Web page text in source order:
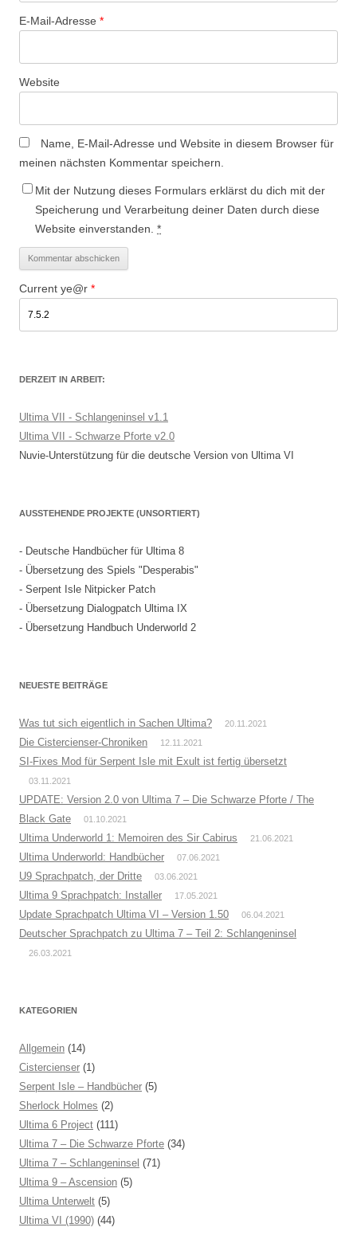
E-Mail-Adresse *
Website
Name, E-Mail-Adresse und Website in diesem Browser für
meinen nächsten Kommentar speichern.
Mit der Nutzung dieses Formulars erklärst du dich mit der
Speicherung und Verarbeitung deiner Daten durch diese
Website einverstanden. *
Current ye@r *
DERZEIT IN ARBEIT:
Ultima VII - Schlangeninsel v1.1
Ultima VII - Schwarze Pforte v2.0
Nuvie-Unterstützung für die deutsche Version von Ultima VI
AUSSTEHENDE PROJEKTE (UNSORTIERT)
- Deutsche Handbücher für Ultima 8
- Übersetzung des Spiels "Desperabis"
- Serpent Isle Nitpicker Patch
- Übersetzung Dialogpatch Ultima IX
- Übersetzung Handbuch Underworld 2
NEUESTE BEITRÄGE
Was tut sich eigentlich in Sachen Ultima? 20.11.2021
Die Cistercienser-Chroniken 12.11.2021
SI-Fixes Mod für Serpent Isle mit Exult ist fertig übersetzt
03.11.2021
UPDATE: Version 2.0 von Ultima 7 – Die Schwarze Pforte / The
Black Gate
01.10.2021
Ultima Underworld 1: Memoiren des Sir Cabirus 21.06.2021
Ultima Underworld: Handbücher 07.06.2021
U9 Sprachpatch, der Dritte 03.06.2021
Ultima 9 Sprachpatch: Installer 17.05.2021
Update Sprachpatch Ultima VI – Version 1.50 06.04.2021
Deutscher Sprachpatch zu Ultima 7 – Teil 2: Schlangeninsel
26.03.2021
KATEGORIEN
Allgemein (14)
Cistercienser (1)
Serpent Isle – Handbücher (5)
Sherlock Holmes (2)
Ultima 6 Project (111)
Ultima 7 – Die Schwarze Pforte (34)
Ultima 7 – Schlangeninsel (71)
Ultima 9 – Ascension (5)
Ultima Unterwelt (5)
Ultima VI (1990) (44)